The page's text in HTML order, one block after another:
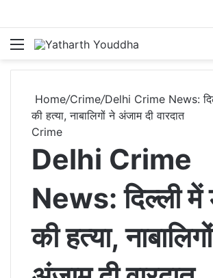
Menu
Home/Crime/Delhi Crime News:
की हत्या, नाबालिगों ने अंजाम दी वारदात
Crime
Delhi Crime
News: दिल्ली में
की हत्या,